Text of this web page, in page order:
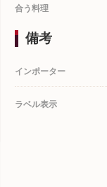
合う料理
備考
インポーター
ラベル表示